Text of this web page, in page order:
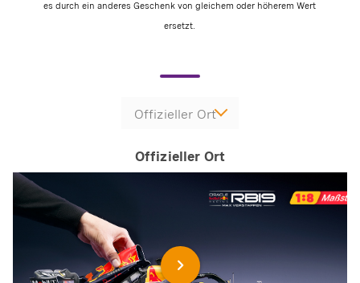
es durch ein anderes Geschenk von gleichem oder höherem Wert
ersetzt.
Offizieller Ort
Offizieller Ort